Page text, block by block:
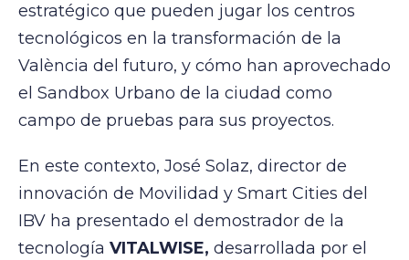
estratégico que pueden jugar los centros
tecnológicos en la transformación de la
València del futuro, y cómo han aprovechado
el Sandbox Urbano de la ciudad como
campo de pruebas para sus proyectos.
En este contexto, José Solaz, director de
innovación de Movilidad y Smart Cities del
IBV ha presentado el demostrador de la
tecnología VITALWISE, desarrollada por el